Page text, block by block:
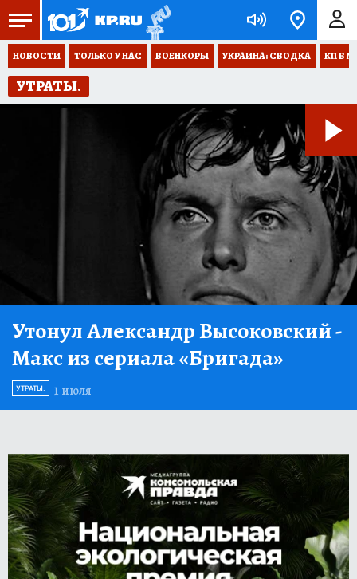
НОВОСТИ ТОЛЬКО У НАС ВОЕНКОРЫ УКРАИНА: СВОДКА КП В
УТРАТЫ.
Утонул Александр Высоковский-
Макс из сериала «Бригада»
1 июля
УТРАТЫ.